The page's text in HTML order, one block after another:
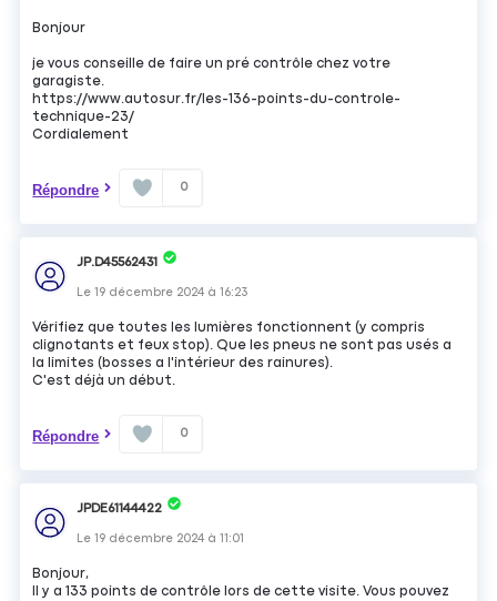
Bonjour
je vous conseille de faire un pré contrôle chez votre
garagiste.
https://www.autosur.fr/les-136-points-du-controle-
technique-23/
Cordialement
Répondre 0
JP.D45562431
Le19 décembre 2024 à16:23
Vérifiez que toutes les lumières fonctionnent (y compris
clignotants et feux stop). Que les pneus ne sont pas usés a
la limites (bosses a l'intérieur des rainures).
C'est déjà un début.
Répondre 0
JPDE61144422
Le19 décembre 2024 à11:01
Bonjour,
Il y a 133 points de contrôle lors de cette visite. Vous pouvez